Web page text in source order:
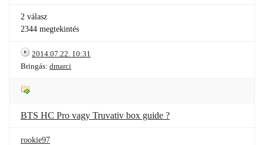
2 válasz
2344 megtekintés
2014.07.22. 10:31
Bringás: dmarci
BTS HC Pro vagy Truvativ box guide ?
rookie97